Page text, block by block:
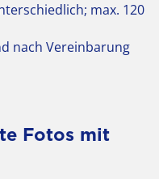
max. 120
nach Vereinbarung
Fotos mit